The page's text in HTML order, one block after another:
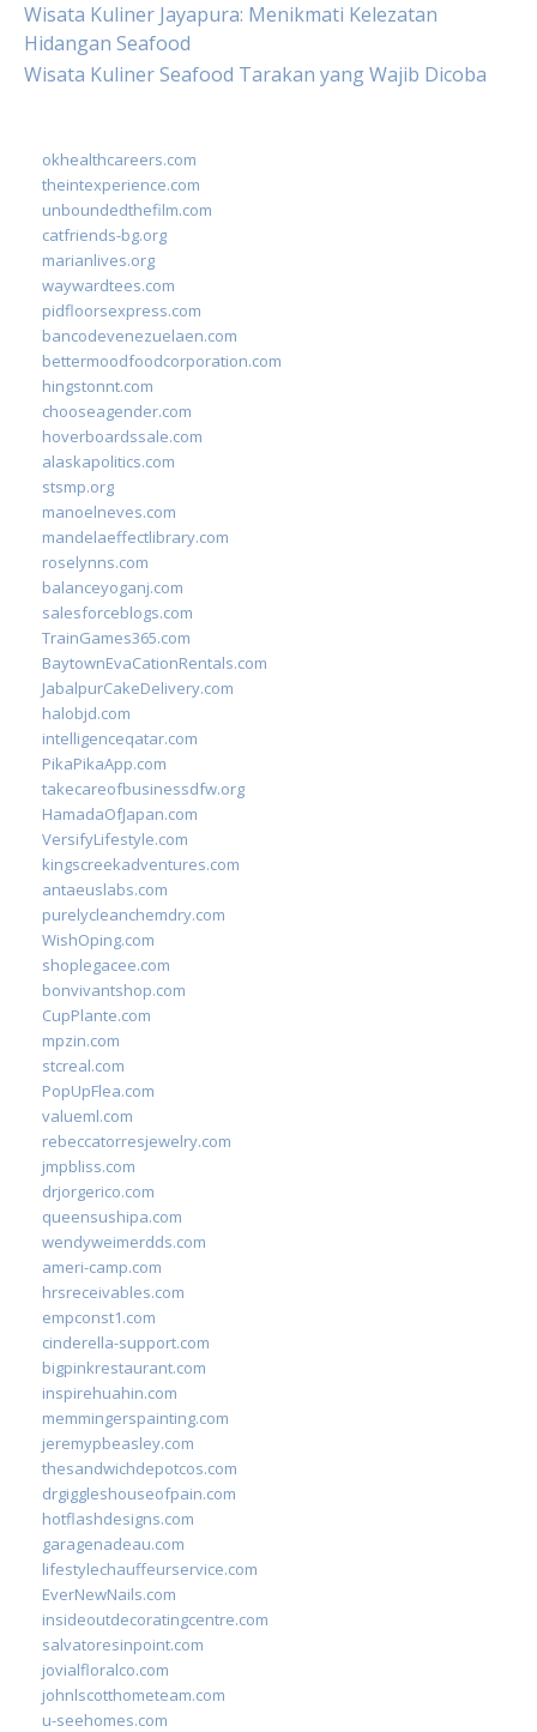
Wisata Kuliner Jayapura: Menikmati Kelezatan
Hidangan Seafood
Wisata Kuliner Seafood Tarakan yang Wajib Dicoba
okhealthcareers.com
theintexperience.com
unboundedthefilm.com
catfriends-bg.org
marianlives.org
waywardtees.com
pidfloorsexpress.com
bancodevenezuelaen.com
bettermoodfoodcorporation.com
hingstonnt.com
chooseagender.com
hoverboardssale.com
alaskapolitics.com
stsmp.org
manoelneves.com
mandelaeffectlibrary.com
roselynns.com
balanceyoganj.com
salesforceblogs.com
TrainGames365.com
BaytownEvaCationRentals.com
JabalpurCakeDelivery.com
halobjd.com
intelligenceqatar.com
PikaPikaApp.com
takecareofbusinessdfw.org
HamadaOfJapan.com
VersifyLifestyle.com
kingscreekadventures.com
antaeuslabs.com
purelycleanchemdry.com
WishOping.com
shoplegacee.com
bonvivantshop.com
CupPlante.com
mpzin.com
stcreal.com
PopUpFlea.com
valueml.com
rebeccatorresjewelry.com
jmpbliss.com
drjorgerico.com
queensushipa.com
wendyweimerdds.com
ameri-camp.com
hrsreceivables.com
empconst1.com
cinderella-support.com
bigpinkrestaurant.com
inspirehuahin.com
memmingerspainting.com
jeremypbeasley.com
thesandwichdepotcos.com
drgiggleshouseofpain.com
hotflashdesigns.com
garagenadeau.com
lifestylechauffeurservice.com
EverNewNails.com
insideoutdecoratingcentre.com
salvatoresinpoint.com
jovialfloralco.com
johnlscotthometeam.com
u-seehomes.com